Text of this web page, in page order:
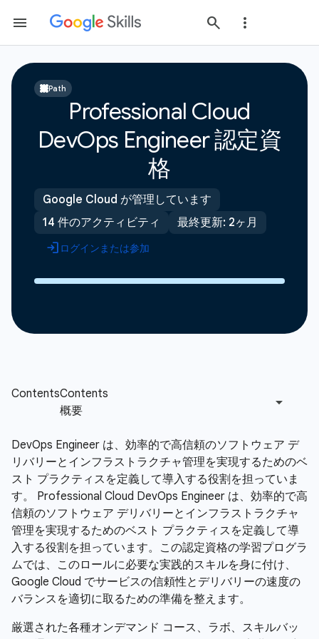
Path
Professional Cloud
DevOps Engineer 認定資
格
Google Cloud が管理しています
14 件のアクティビティ
最終更新: 2ヶ月
ログインまたは参加
DevOps Engineer は、効率的で高信頼のソフトウェア デ
リバリーとインフラストラクチャ管理を実現するためのベ
スト プラクティスを定義して導入する役割を担っていま
す。 Professional Cloud DevOps Engineer は、効率的で高
信頼のソフトウェア デリバリーとインフラストラクチャ
管理を実現するためのベスト プラクティスを定義して導
入する役割を担っています。この認定資格の学習プログラ
ムでは、このロールに必要な実践的スキルを身に付け、
Google Cloud でサービスの信頼性とデリバリーの速度の
バランスを適切に取るための準備を整えます。
厳選された各種オンデマンド コース、ラボ、スキルバッ